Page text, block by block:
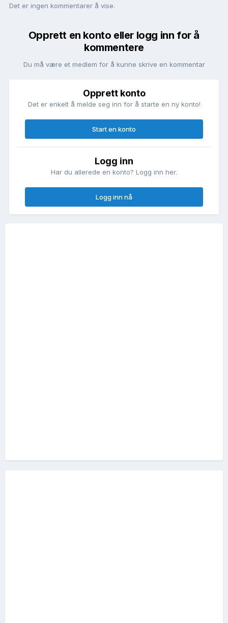
Det er ingen kommentarer å vise.
Opprett en konto eller logg inn for å
kommentere
Du må være et medlem for å kunne skrive en kommentar
Opprett konto
Det er enkelt å melde seg inn for å starte en ny konto!
Start en konto
Logg inn
Har du allerede en konto? Logg inn her.
Logg inn nå